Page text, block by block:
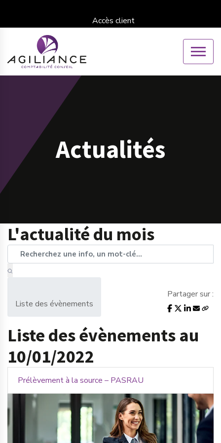
Accès client
Actualités
L'actualité du mois
Liste des évènements
Partager sur :
Liste des évènements au
10/01/2022
Prélèvement à la source – PASRAU